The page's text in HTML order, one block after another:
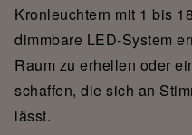
Kronleuchtern mit 1 bis
dimmbare LED-System
Raum zu erhellen oder
schaffen, die sich an
lässt.